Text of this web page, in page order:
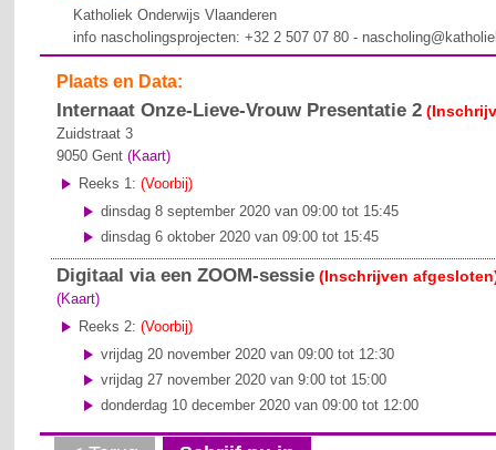
Katholiek Onderwijs Vlaanderen
info nascholingsprojecten: +32 2 507 07 80 -
Plaats en Data:
Internaat Onze-Lieve-Vrouw Presentatie 2
Zuidstraat 3
9050 Gent (Kaart)
Reeks 1:(Voorbij)
dinsdag 8 september 2020 van 09:00 tot 15:45
dinsdag 6 oktober 2020 van 09:00 tot 15:45
Digitaal via een ZOOM-sessie (Inschrijven
(Kaart)
Reeks 2:(Voorbij)
vrijdag 20 november 2020 van 09:00 tot 12:30
vrijdag 27 november 2020 van 9:00 tot 15:00
donderdag 10 december 2020 van 09:00 tot 12:00